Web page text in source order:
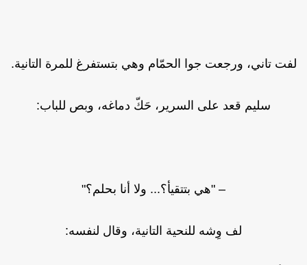
تاني، ورجعت جوا الحمّام وهي بتستفرغ للمرة التانية.
سليم قعد على السرير، حَكّ دماغه، وبص للباب:
– "هي بتتقيأ؟... ولا أنا بحلم؟"
لف وِشه للنحية التانية، وقال لنفسه: